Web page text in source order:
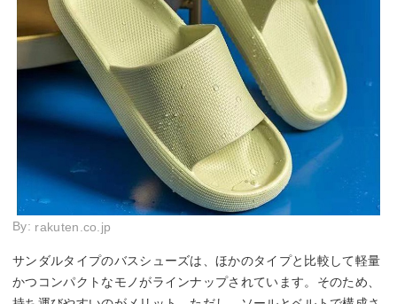
By: rakuten.co.jp
サンダルタイプのバスシューズは、ほかのタイプと比較して軽量
かつコンパクトなモノがラインナップされています。そのため、